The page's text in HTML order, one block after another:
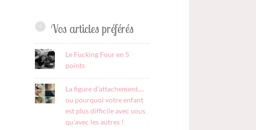
Vos articles préférés
Le Fucking Four en 5
points
La figure d'attachement....
ou pourquoi votre enfant
est plus difficile avec vous
qu'avec les autres !